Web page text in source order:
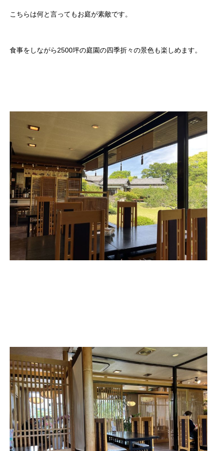
こちらは何と言ってもお庭が素敵です。
食事をしながら2500坪の庭園の四季折々の景色も楽しめます。